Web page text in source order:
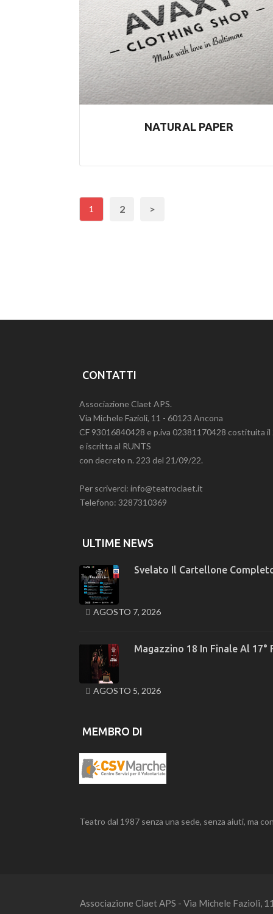
NATURAL PAPER
1 2 >
CONTATTI
Associazione Claet APS.
Via Michele Fazioli, 11 - 60123 Ancona
CF 93016840428 e p.iva 02381170428 costituita
e iscritta al RUNTS
con decreto n. 223 del 21/09/22.
Per scriverci: info@teatroclaet.it
Telefono: 3287310369
ULTIME NEWS
Svelato Il Cartellone
AGOSTO 7, 2026
Magazzino 18 In Finale Al
AGOSTO 5, 2026
MEMBRO DI
Teatro dal 1987 senza una sede, senza aiuti, ma
Associazione Claet APS - Via Michele Fazioli,